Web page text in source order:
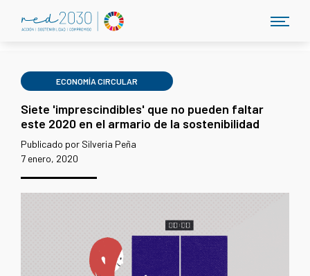
ECONOMÍA CIRCULAR
Siete 'imprescindibles' que no pueden faltar
este 2020 en el armario de la sostenibilidad
Publicado por Silveria Peña
7 enero, 2020